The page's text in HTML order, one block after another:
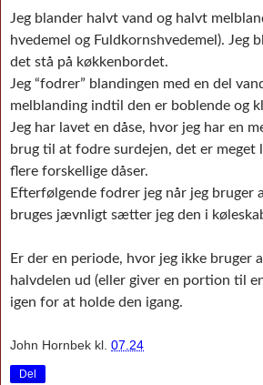
Jeg blander halvt vand og halvt
hvedemel og Fuldkornshvedemel). Jeg
det stå på køkkenbordet.
Jeg “fodrer” blandingen med en del
melblanding indtil den er boblende og
Jeg har lavet en dåse, hvor jeg har en
brug til at fodre surdejen, det er meget
flere forskellige dåser.
Efterfølgende fodrer jeg når jeg bruger
bruges jævnligt sætter jeg den i
Er der en periode, hvor jeg ikke bruger
halvdelen ud (eller giver en portion til
igen for at holde den igang.
John Hornbek kl. 07.24
Del